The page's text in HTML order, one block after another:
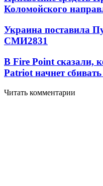
Коломойского
Украина поставила
СМИ2831
В Fire Point сказали,
Patriot начнет
Читать комментарии